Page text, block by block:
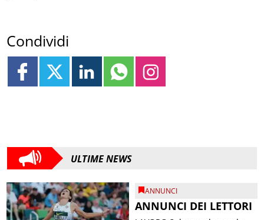
Condividi
ULTIME NEWS
ANNUNCI
ANNUNCI DEI LETTORI